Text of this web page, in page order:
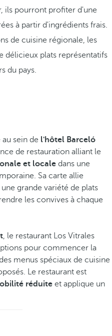
ils pourront profiter d'une
à partir d'ingrédients frais.
de cuisine régionale, les
délicieux plats représentatifs
du pays.
au sein de l'hôtel Barceló
de restauration alliant le
et locale dans une
Sa carte allie
grande variété de plats
les convives à chaque
, le restaurant Los Vitrales
pour commencer la
menus spéciaux de cuisine
Le restaurant est
réduite et applique un